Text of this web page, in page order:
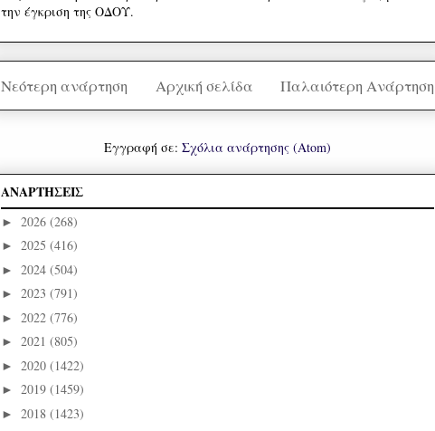
την έγκριση της ΟΔΟΥ.
Νεότερη ανάρτηση Παλαιότερη Ανάρτηση
Αρχική σελίδα
Εγγραφή σε: Σχόλια ανάρτησης (Atom)
ΑΝΑΡΤΗΣΕΙΣ
► 2026 (268)
► 2025 (416)
► 2024 (504)
► 2023 (791)
► 2022 (776)
► 2021 (805)
► 2020 (1422)
► 2019 (1459)
► 2018 (1423)